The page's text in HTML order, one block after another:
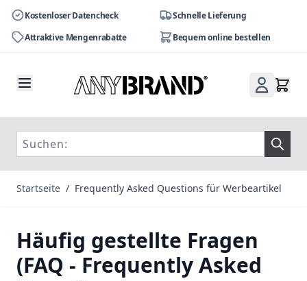
Kostenloser Datencheck
Schnelle Lieferung
Attraktive Mengenrabatte
Bequem online bestellen
Startseite / Frequently Asked Questions für Werbeartikel
Häufig gestellte Fragen
(FAQ - Frequently Asked